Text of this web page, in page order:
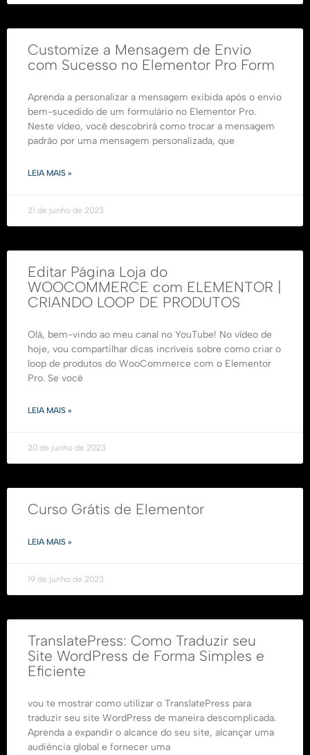
Customize a Mensagem de Envio
com Sucesso no Elementor Pro Form
Aprenda a personalizar a mensagem exibida após o envio
bem-sucedido de um formulário no Elementor Pro.
Neste vídeo, você descobrirá como trocar a mensagem
padrão por uma mensagem personalizada, que
LEIA MAIS »
21 de junho de 2023
Editar Página Loja do
WOOCOMMERCE com ELEMENTOR |
CRIANDO LOOP DE PRODUTOS
Olá, bem-vindo ao meu canal no YouTube! No vídeo de
hoje, vou compartilhar dicas incríveis sobre como criar o
loop de produtos do WooCommerce com o Elementor
Pro. Se você
LEIA MAIS »
20 de junho de 2023
Curso Grátis de Elementor
LEIA MAIS »
19 de junho de 2023
TranslatePress: Como Traduzir seu
Site WordPress de Forma Simples e
Eficiente
vou te mostrar como utilizar o TranslatePress para
traduzir seu site WordPress de maneira descomplicada.
Aprenda a expandir o alcance do seu site, alcançar uma
audiência global e fornecer uma